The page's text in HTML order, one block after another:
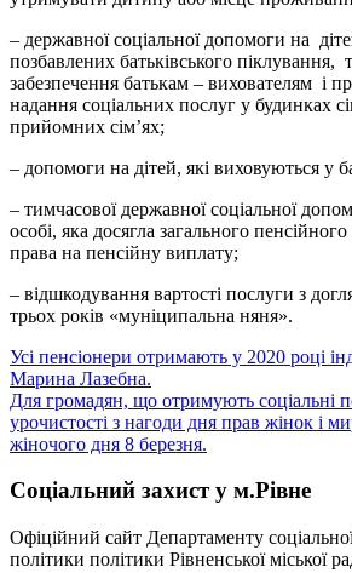
– державної соціальної допомоги на
позбавлених батьківського
забезпечення батькам – вихователям і
надання соціальних послуг у будинках
прийомних сім’ях;
– допомоги на дітей, які виховуються у
– тимчасової державної соціальної
особі, яка досягла загального
права на пенсійну виплату;
– відшкодування вартості послуги з
трьох років «муніципальна няня».
Навігація
записів
Усі пенсіонери отримають у 2020 році
Марина Лазебна.
Для громадян, що отримують соціальні
урочистості з нагоди дня прав жінок і
жіночого дня 8 березня.
Соціальний захист у м.Рівне
Офіційний сайт Департаменту
політики політики Рівненської міської